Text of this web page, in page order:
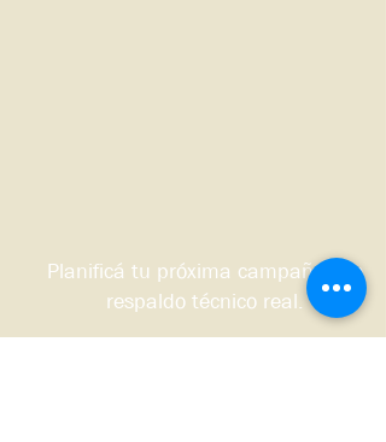
Planificá tu próxima campaña con
respaldo técnico real.